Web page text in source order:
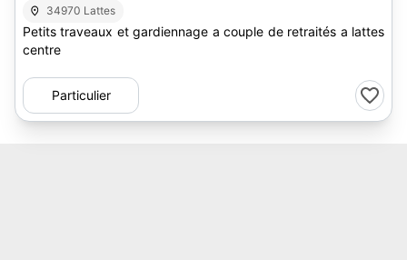
34970 Lattes
Petits traveaux et gardiennage a couple de retraités a lattes
centre
Particulier